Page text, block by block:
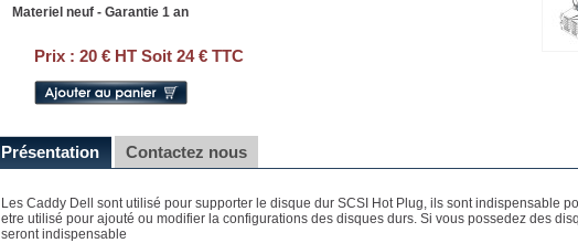
Materiel neuf - Garantie 1 an
Prix : 20 € HT Soit 24 € TTC
Présentation Contactez nous
Les Caddy Dell sont utilisé pour supporter le disque dur SCSI Hot Plug, ils sont indispensable
etre utilisé pour ajouté ou modifier la configurations des disques durs. Si vous possedez des
seront indispensable